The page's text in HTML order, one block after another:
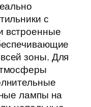
с
встроенные
зоны. Для
лампы на